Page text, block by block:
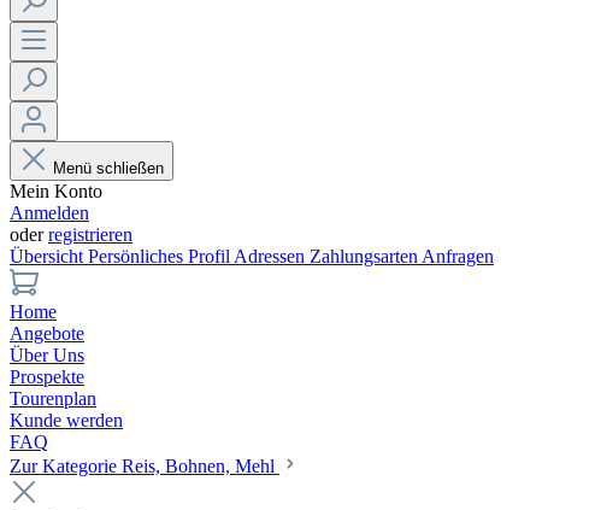
Menü schließen
Mein Konto
Anmelden
oderregistrieren
Übersicht Persönliches Profil Adressen Zahlungsarten Anfragen
Home
Angebote
Über Uns
Prospekte
Tourenplan
Kunde werden
FAQ
Zur Kategorie Reis, Bohnen, Mehl